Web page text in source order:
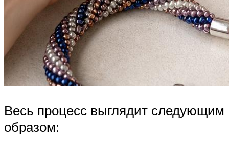
Весь процесс выглядит следующим
образом: